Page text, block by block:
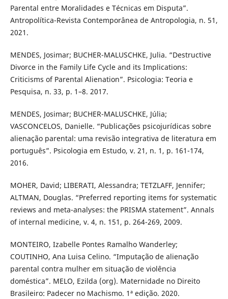
Parental entre Moralidades e Técnicas em Disputa”.
Antropolítica-Revista Contemporânea de Antropologia, n. 51,
2021.
MENDES, Josimar; BUCHER-MALUSCHKE, Julia. “Destructive
Divorce in the Family Life Cycle and its Implications:
Criticisms of Parental Alienation”. Psicologia: Teoria e
Pesquisa, n. 33, p. 1–8. 2017.
MENDES, Josimar; BUCHER-MALUSCHKE, Júlia;
VASCONCELOS, Danielle. “Publicações psicojurídicas sobre
alienação parental: uma revisão integrativa de literatura em
português”. Psicologia em Estudo, v. 21, n. 1, p. 161-174,
2016.
MOHER, David; LIBERATI, Alessandra; TETZLAFF, Jennifer;
ALTMAN, Douglas. “Preferred reporting items for systematic
reviews and meta-analyses: the PRISMA statement”. Annals
of internal medicine, v. 4, n. 151, p. 264-269, 2009.
MONTEIRO, Izabelle Pontes Ramalho Wanderley;
COUTINHO, Ana Luisa Celino. “Imputação de alienação
parental contra mulher em situação de violência
doméstica”. MELO, Ezilda (org). Maternidade no Direito
Brasileiro: Padecer no Machismo. 1ª edição. 2020.